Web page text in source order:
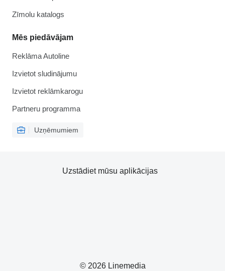
Zīmolu katalogs
Mēs piedāvājam
Reklāma Autoline
Izvietot sludinājumu
Izvietot reklāmkarogu
Partneru programma
Uzņēmumiem
© 2026 Linemedia
Uzstādiet mūsu aplikācijas